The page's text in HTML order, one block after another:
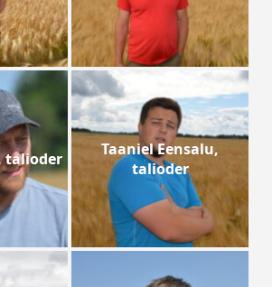
talioder
Taaniel Eensalu,
talioder